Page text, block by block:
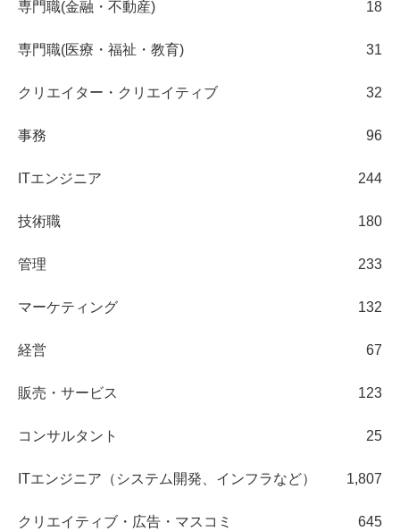
専門職(金融・不動産) 18
専門職(医療・福祉・教育) 31
クリエイター・クリエイティブ 32
事務 96
ITエンジニア 244
技術職 180
管理 233
マーケティング 132
経営 67
販売・サービス 123
コンサルタント 25
ITエンジニア（システム開発、インフラなど） 1,807
クリエイティブ・広告・マスコミ 645